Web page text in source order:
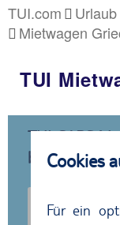
TUI.com
Mietwagen
TUI